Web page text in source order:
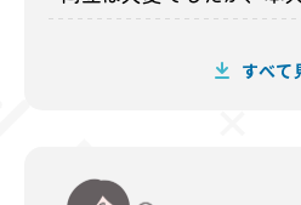
さり、毎月のMock Test
すべて